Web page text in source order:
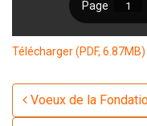
Télécharger (PDF, 6.87MB)
Voeux de la